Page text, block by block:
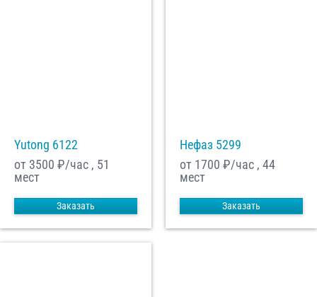
Yutong 6122
от 3500 ₽/час , 51
мест
Заказать
Нефаз 5299
от 1700 ₽/час , 44
мест
Заказать